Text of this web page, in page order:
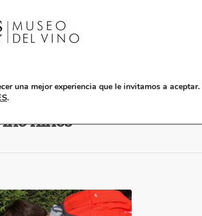
niños
una mejor experiencia que le invitamos a aceptar.
.